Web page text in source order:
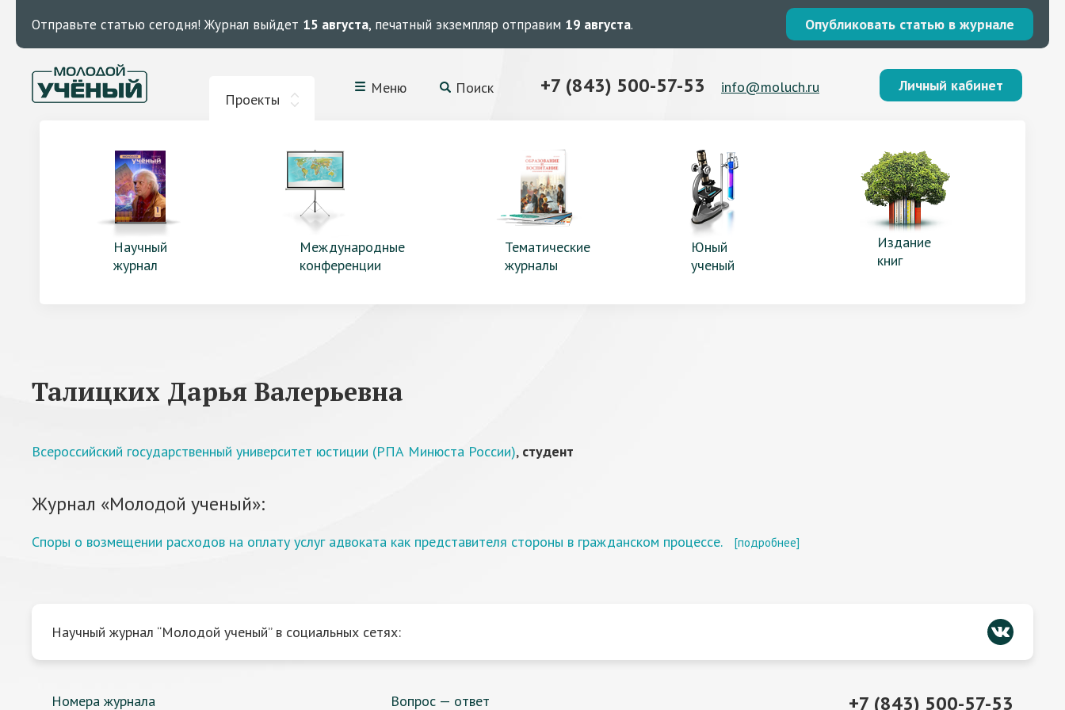
Отправьте статью сегодня! Журнал выйдет 15 августа, печатный экземпляр отправим 19 августа. Опубликовать статью в журнале
Проекты
Меню Поиск +7 (843) 500-57-53 info@moluch.ru Личный кабинет
Научный
журнал
Международные
конференции
Тематические
журналы
Юный
ученый
Издание
книг
Талицких Дарья Валерьевна
Всероссийский государственный университет юстиции (РПА Минюста России), студент
Журнал «Молодой ученый»:
Споры о возмещении расходов на оплату услуг адвоката как представителя стороны в гражданском процессе. [подробнее]
Научный журнал “Молодой ученый” в социальных сетях:
Номера журнала Вопрос — ответ +7 (843) 500-57-53